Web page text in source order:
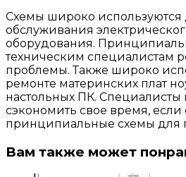
Cхемы широко используются
обслуживания
оборудования.
техническим специалистам
проблемы. Также широко
ремонте материнских плат
настольных ПК. Специалисты
сэкономить свое время,
принципиальные схемы для
Вам также может